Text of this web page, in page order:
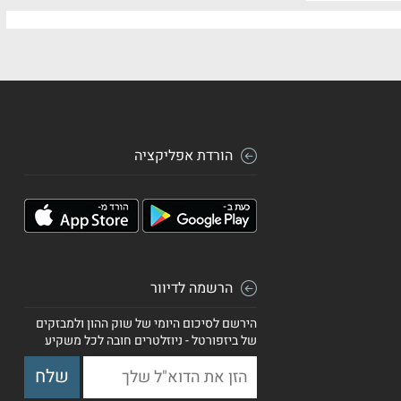
הורדת אפליקציה
הרשמה לדיוור
הירשם לסיכום היומי של שוק ההון ולמבזקים
של ביזפורטל - ניוזלטרים חובה לכל משקיע